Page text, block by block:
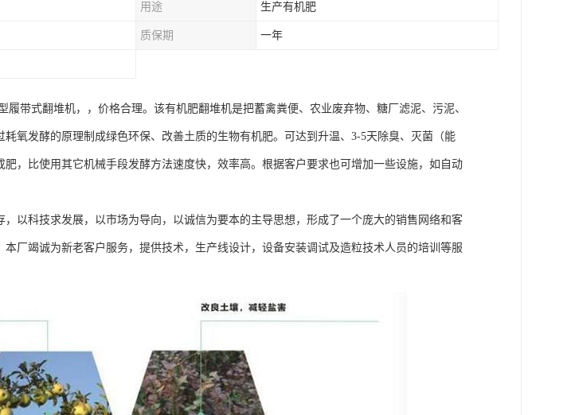
用途 生产有机肥
质保期 一年
履带式翻堆机，，价格合理。该有机肥翻堆机是把蓄禽粪便、农业废弃物、糖厂滤泥、污泥、
氧发酵的原理制成绿色环保、改善土质的生物有机肥。可达到升温、3-5天除臭、灭菌（能
，比使用其它机械手段发酵方法速度快，效率高。根据客户要求也可增加一些设施，如自动
以科技求发展，以市场为导向，以诚信为要本的主导思想，形成了一个庞大的销售网络和客
厂竭诚为新老客户服务，提供技术，生产线设计，设备安装调试及造粒技术人员的培训等服